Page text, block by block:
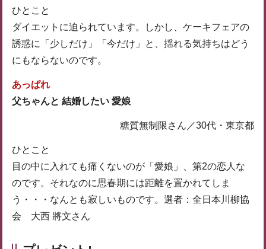
ひとこと
ダイエットに迫られています。しかし、ケーキフェアの
誘惑に「少しだけ」「今だけ」と、揺れる気持ちはどう
にもならないのです。
あっぱれ
父ちゃんと 結婚したい 愛娘
糖質無制限さん／30代・東京都
ひとこと
目の中に入れても痛くないのが「愛娘」、第2の恋人な
のです。それなのに思春期には距離を置かれてしま
う・・・なんとも寂しいものです。選者：全日本川柳協
会 大西 將文さん